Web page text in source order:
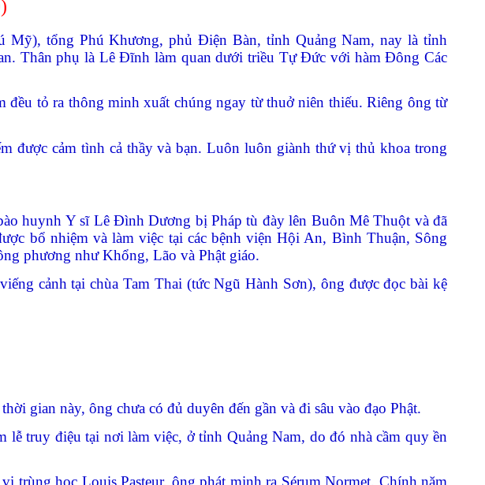
tổng Phú Khương, phủ Điện Bàn, tỉnh Quảng Nam, nay là tỉnh
Thân phụ là Lê Đĩnh làm quan dưới triều Tự Đức với hàm Đông Các
tỏ ra thông minh xuất chúng ngay từ thuở niên thiếu. Riêng ông từ
được cảm tình cả thầy và bạn. Luôn luôn giành thứ vị thủ khoa trong
huynh Y sĩ Lê Đình Dương bị Pháp tù đày lên Buôn Mê Thuột và đã
bổ nhiệm và làm việc tại các bệnh viện Hội An, Bình Thuận, Sông
phương như Khổng, Lão và Phật giáo.
cảnh tại chùa Tam Thai (tức Ngũ Hành Sơn), ông được đọc bài kệ
thời gian này, ông chưa có đủ duyên đến gần và đi sâu vào đạo Phật.
lễ truy điệu tại nơi làm việc, ở tỉnh Quảng Nam, do đó nhà cầm quy ền
trùng học Louis Pasteur, ông phát minh ra Sérum Normet. Chính năm